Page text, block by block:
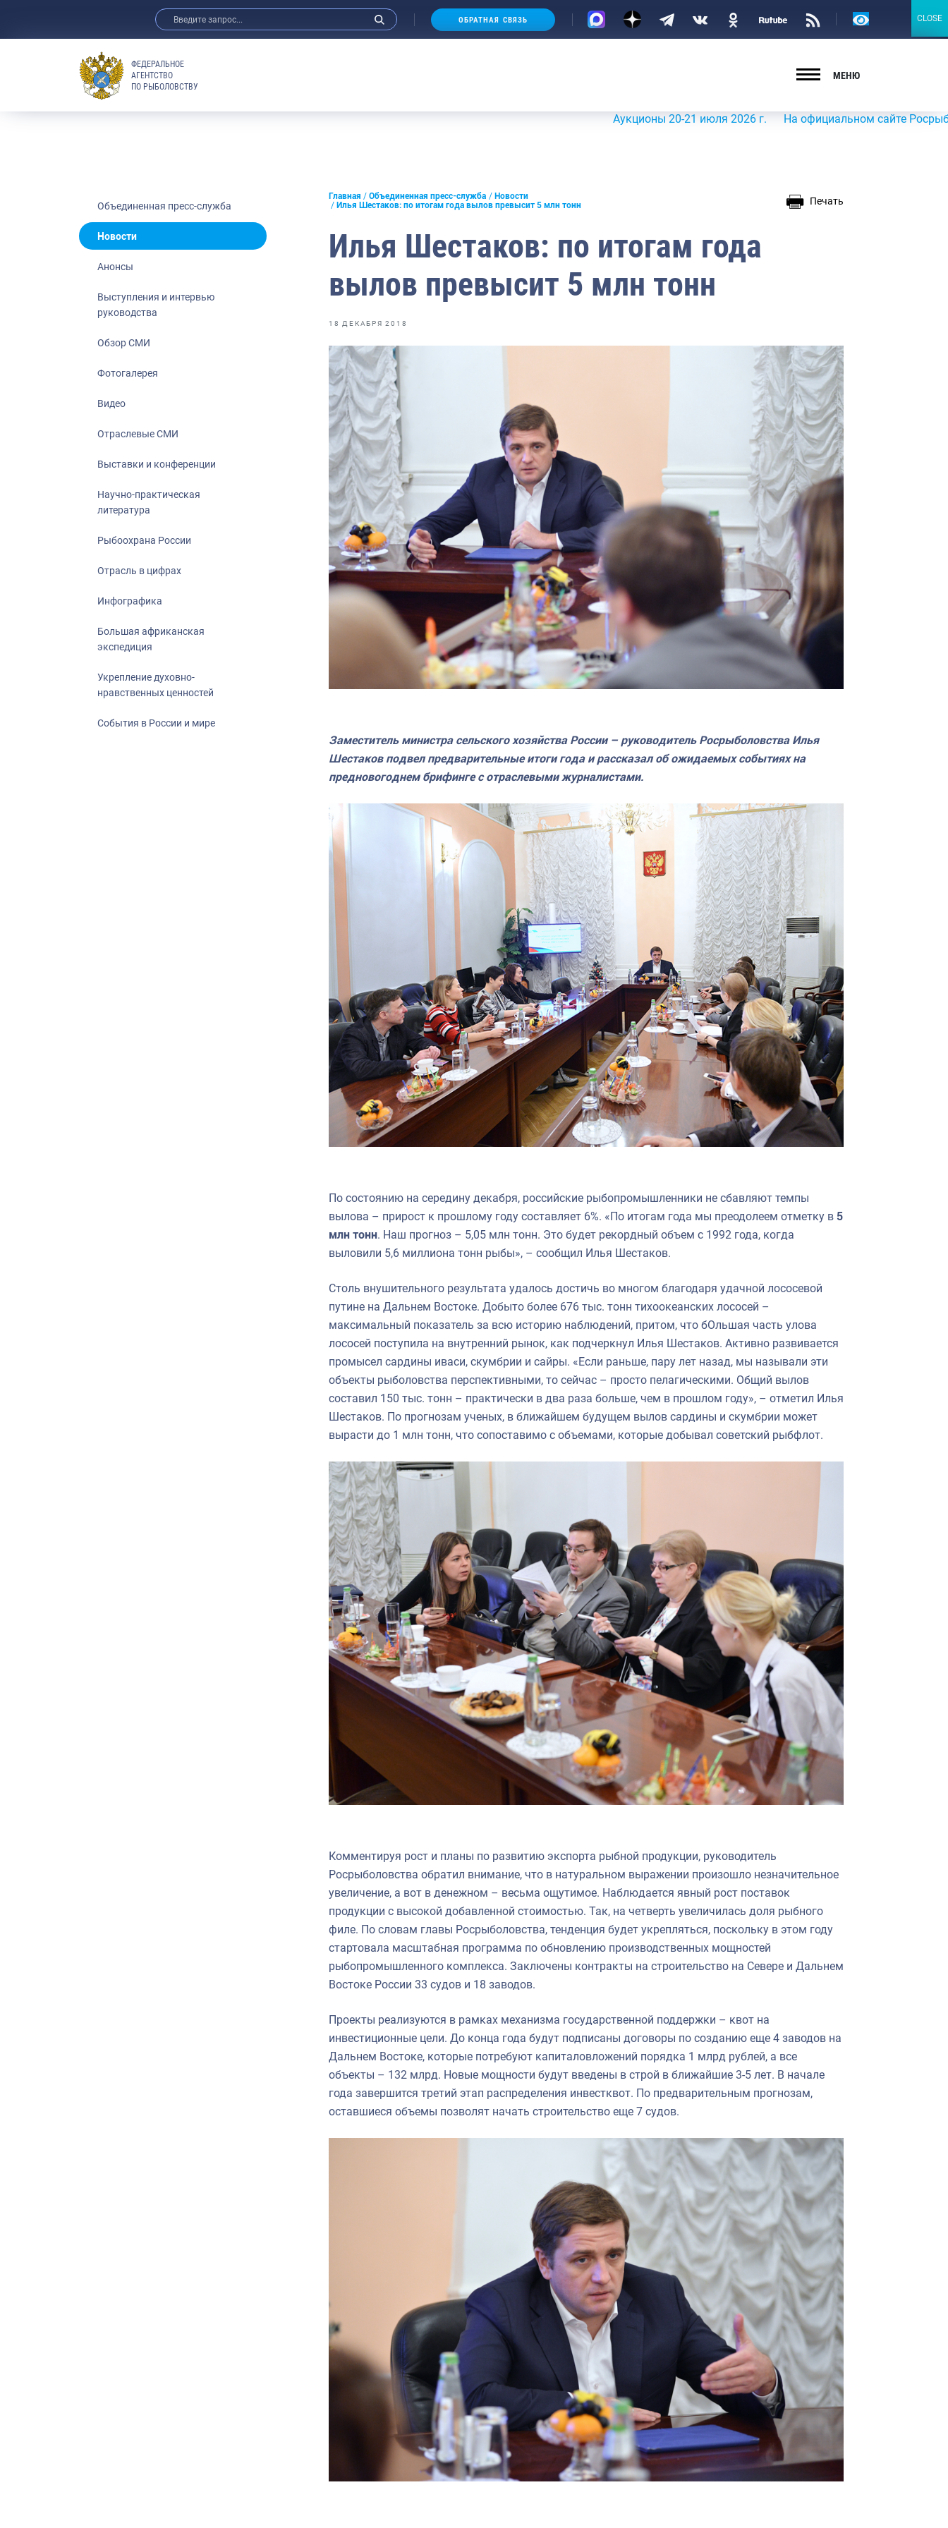
Анонсы
Отраслевые СМИ
Выставки и конференции
Рыбоохрана России
Большая африканская экспедиция
Укрепление духовно-нравственных
События в России и мире
ОБРАТНАЯ СВЯЗЬ
Версия
ФЕДЕРАЛЬНОЕ
АГЕНТСТВО
ПО РЫБОЛОВСТВУ
МЕНЮ
Аукционы 20-21 июля 2026 г. На официальном сайте Росрыболовства в
Объединенная пресс-служба
Новости
Анонсы
Выступления и интервью
руководства
Обзор СМИ
Фотогалерея
Видео
Отраслевые СМИ
Выставки и конференции
Научно-практическая
литература
Рыбоохрана России
Отрасль в цифрах
Инфографика
Большая африканская
экспедиция
Укрепление духовно-
нравственных ценностей
События в России и мире
Главная Объединенная пресс-служба
Новости
Илья Шестаков: по итогам года вылов превысит 5 млн тонн
Печать
Илья Шестаков: по итогам года
вылов превысит 5 млн тонн
18 ДЕКАБРЯ 2018
Заместитель министра сельского хозяйства России – руководитель Росрыболовства Илья
Шестаков подвел предварительные итоги года и рассказал об ожидаемых событиях на
предновогоднем брифинге с отраслевыми журналистами.
По состоянию на середину декабря, российские рыбопромышленники не сбавляют темпы
вылова – прирост к прошлому году составляет 6%. «По итогам года мы преодолеем отметку в 5
млн тонн. Наш прогноз – 5,05 млн тонн. Это будет рекордный объем с 1992 года, когда
выловили 5,6 миллиона тонн рыбы», – сообщил Илья Шестаков.
Столь внушительного результата удалось достичь во многом благодаря удачной лососевой
путине на Дальнем Востоке. Добыто более 676 тыс. тонн тихоокеанских лососей –
максимальный показатель за всю историю наблюдений, притом, что бОльшая часть улова
лососей поступила на внутренний рынок, как подчеркнул Илья Шестаков. Активно развивается
промысел сардины иваси, скумбрии и сайры. «Если раньше, пару лет назад, мы называли эти
объекты рыболовства перспективными, то сейчас – просто пелагическими. Общий вылов
составил 150 тыс. тонн – практически в два раза больше, чем в прошлом году», – отметил Илья
Шестаков. По прогнозам ученых, в ближайшем будущем вылов сардины и скумбрии может
вырасти до 1 млн тонн, что сопоставимо с объемами, которые добывал советский рыбфлот.
Комментируя рост и планы по развитию экспорта рыбной продукции, руководитель
Росрыболовства обратил внимание, что в натуральном выражении произошло незначительное
увеличение, а вот в денежном – весьма ощутимое. Наблюдается явный рост поставок
продукции с высокой добавленной стоимостью. Так, на четверть увеличилась доля рыбного
филе. По словам главы Росрыболовства, тенденция будет укрепляться, поскольку в этом году
стартовала масштабная программа по обновлению производственных мощностей
рыбопромышленного комплекса. Заключены контракты на строительство на Севере и Дальнем
Востоке России 33 судов и 18 заводов.
Проекты реализуются в рамках механизма государственной поддержки – квот на
инвестиционные цели. До конца года будут подписаны договоры по созданию еще 4 заводов на
Дальнем Востоке, которые потребуют капиталовложений порядка 1 млрд рублей, а все
объекты – 132 млрд. Новые мощности будут введены в строй в ближайшие 3-5 лет. В начале
года завершится третий этап распределения инвестквот. По предварительным прогнозам,
оставшиеся объемы позволят начать строительство еще 7 судов.
CLOSE
CLOSE